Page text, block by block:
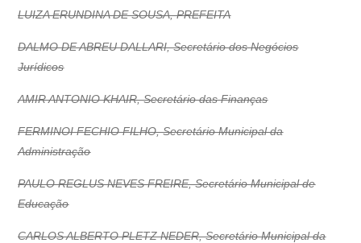
LUIZA ERUNDINA DE SOUSA, PREFEITA
DALMO DE ABREU DALLARI, Secretário dos Negócios
Jurídicos
AMIR ANTONIO KHAIR, Secretário das Finanças
FERMINOI FECHIO FILHO, Secretário Municipal da
Administração
PAULO REGLUS NEVES FREIRE, Secretário Municipal de
Educação
CARLOS ALBERTO PLETZ NEDER, Secretário Municipal da